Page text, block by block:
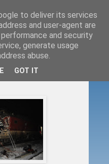
az IC
to deliver its services
and user-agent are
and security
generate usage
abuse.
GOT IT